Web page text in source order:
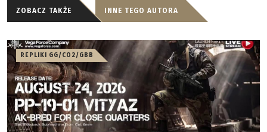
ZOBACZ TAKŻE INNE TEGO AUTORA
REPLIKI GG/CO2/GBB